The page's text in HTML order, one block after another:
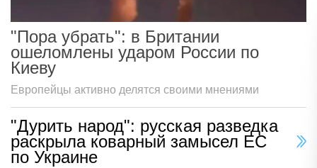
"Пора убрать": в Британии
ошеломлены ударом России по
Киеву
Европейцы активно делятся своими мнениями
"Дурить народ": русская разведка
раскрыла коварный замысел ЕС
по Украине